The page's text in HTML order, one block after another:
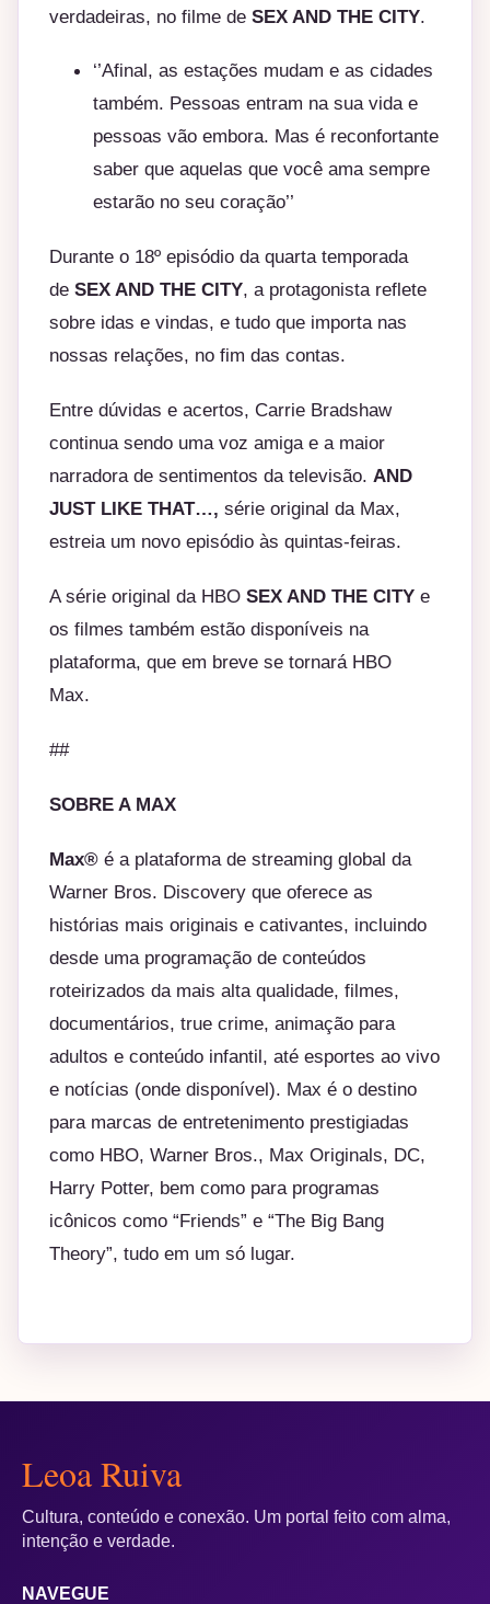
verdadeiras, no filme de SEX AND THE CITY.
‘’Afinal, as estações mudam e as cidades
também. Pessoas entram na sua vida e
pessoas vão embora. Mas é reconfortante
saber que aquelas que você ama sempre
estarão no seu coração’’
Durante o 18º episódio da quarta temporada
de SEX AND THE CITY, a protagonista reflete
sobre idas e vindas, e tudo que importa nas
nossas relações, no fim das contas.
Entre dúvidas e acertos, Carrie Bradshaw
continua sendo uma voz amiga e a maior
narradora de sentimentos da televisão. AND
JUST LIKE THAT…, série original da Max,
estreia um novo episódio às quintas-feiras.
A série original da HBO SEX AND THE CITY e
os filmes também estão disponíveis na
plataforma, que em breve se tornará HBO
Max.
##
SOBRE A MAX
Max® é a plataforma de streaming global da
Warner Bros. Discovery que oferece as
histórias mais originais e cativantes, incluindo
desde uma programação de conteúdos
roteirizados da mais alta qualidade, filmes,
documentários, true crime, animação para
adultos e conteúdo infantil, até esportes ao vivo
e notícias (onde disponível). Max é o destino
para marcas de entretenimento prestigiadas
como HBO, Warner Bros., Max Originals, DC,
Harry Potter, bem como para programas
icônicos como “Friends” e “The Big Bang
Theory”, tudo em um só lugar.
Leoa Ruiva
Cultura, conteúdo e conexão. Um portal feito com alma,
intenção e verdade.
NAVEGUE